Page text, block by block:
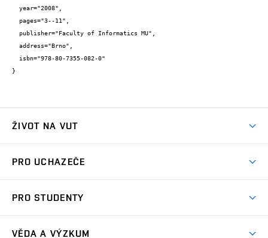
}
ŽIVOT NA VUT
Koleje
Sport na VUT
PRO UCHAZEČE
Dny otevřených dveří
PRO STUDENTY
VĚDA A VÝZKUM